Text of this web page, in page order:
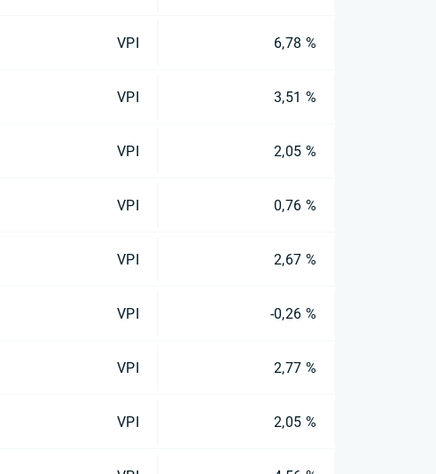
VPI 6,78 %
VPI 3,51 %
VPI 2,05 %
VPI 0,76 %
VPI 2,67 %
VPI -0,26 %
VPI 2,77 %
VPI 2,05 %